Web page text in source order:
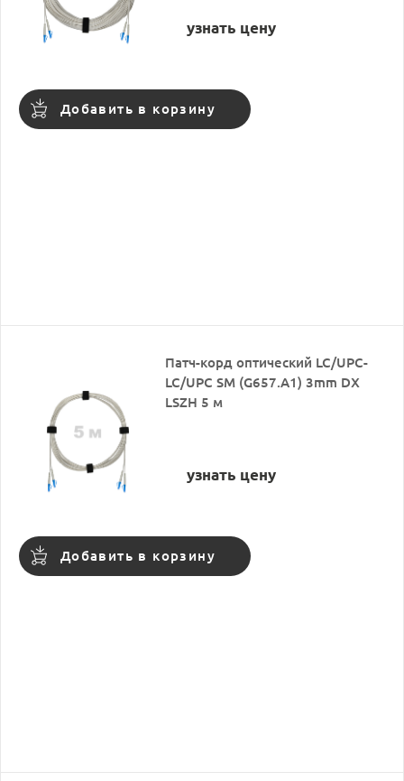
узнать цену
Добавить в корзину
Патч-корд оптический LC/UPC-
LC/UPC SM (G657.A1) 3mm DX
LSZH 5 м
узнать цену
Добавить в корзину